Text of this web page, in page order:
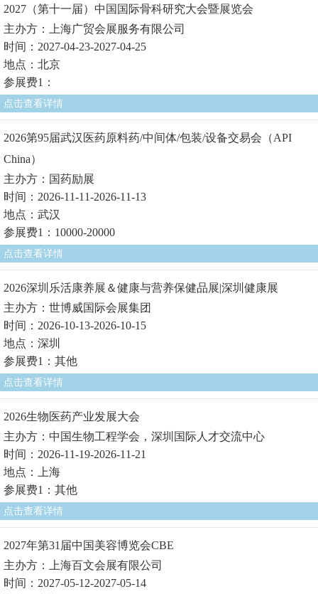
2027（第十一届）中国国际骨科研究大会暨展览会
主办方：上海广贸会展服务有限公司
时间：2027-04-23-2027-04-25
地点：北京
参展费1：
点击查看详情
2026第95届武汉医药原料药/中间体/包装/设备交易会（API
China）
主办方：国药励展
时间：2026-11-11-2026-11-13
地点：武汉
参展费1：10000-20000
点击查看详情
2026深圳乐活康养展＆健康与营养保健品展|深圳健康展
主办方：世博威国际会展集团
时间：2026-10-13-2026-10-15
地点：深圳
参展费1：其他
点击查看详情
2026生物医药产业发展大会
主办方：中国生物工程学会，深圳国际人才交流中心
时间：2026-11-19-2026-11-21
地点：上海
参展费1：其他
点击查看详情
2027年第31届中国美容博览会CBE
主办方：上海百文会展有限公司
时间：2027-05-12-2027-05-14